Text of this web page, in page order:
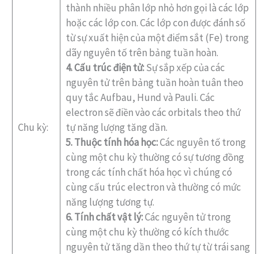
Chu kỳ:
thành nhiều phân lớp nhỏ hơn gọi là các lớp
hoặc các lớp con. Các lớp con được đánh số
từ sự xuất hiện của một điểm sắt (Fe) trong
dãy nguyên tố trên bảng tuần hoàn.
4. Cấu trúc điện tử:Sự sắp xếp của các
nguyên tử trên bảng tuần hoàn tuân theo
quy tắc Aufbau, Hund và Pauli. Các
electron sẽ điền vào các orbitals theo thứ
tự năng lượng tăng dần.
5. Thuộc tính hóa học:Các nguyên tố trong
cùng một chu kỳ thường có sự tương đồng
trong các tính chất hóa học vì chúng có
cùng cấu trúc electron và thường có mức
năng lượng tương tự.
6. Tính chất vật lý:Các nguyên tử trong
cùng một chu kỳ thường có kích thước
nguyên tử tăng dần theo thứ tự từ trái sang